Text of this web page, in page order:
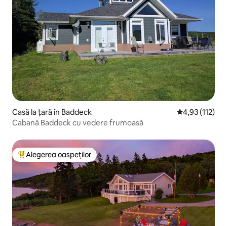
Casă la țară în Baddeck Scor mediu
4,93 (112)
Cabană Baddeck cu vedere frumoasă
Locuință din topul categoriei Alegerea oaspeților
Alegerea oaspeților